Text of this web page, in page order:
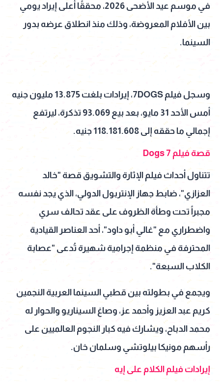
في موسم عيد الأضحى 2026، محققًا أعلى إيراد يومي
بين الأفلام المعروضة، وذلك منذ انطلاق عرضه بدور
السينما.
وسجل فيلم 7DOGS، إيرادات بلغت 13.875 مليون جنيه
أمس الأحد 31 مايو، بعد بيع 93.069 تذكرة، ليرتفع
إجمالي ما حققه إلى 118.181.608 جنيه.
قصة فيلم 7 Dogs
تتناول أحداث فيلم الإثارة والتشويق قصة "خالد
العزازي"، ضابط جهاز الإنتربول الدولي، الذي يجد نفسه
مجبراً تحت وطأة الظروف على عقد تحالف سري
واضطراري مع "غالي أبو داود"، أحد العناصر القيادية
المحترفة في منظمة إجرامية شهيرة تُدعى "عصابة
الكلاب السبعة".
ويجمع في بطولته بين قطبي السينما العربية النجمين
كريم عبد العزيز وأحمد عز، وصاغ السيناريو والحوار له
محمد الدباح، ويشارك فيه كبار النجوم العالميين على
رأسهم مونيكا بيلوتشي وسلمان خان.
إيرادات فيلم الكلام على إيه